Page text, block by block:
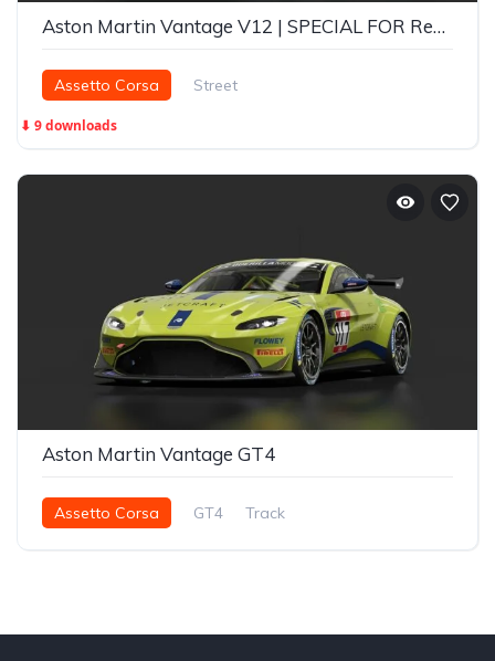
Aston Martin Vantage V12 | SPECIAL FOR Reflex
Assetto Corsa Street
⬇ 9 downloads
Aston Martin Vantage GT4
Assetto Corsa GT4 Track